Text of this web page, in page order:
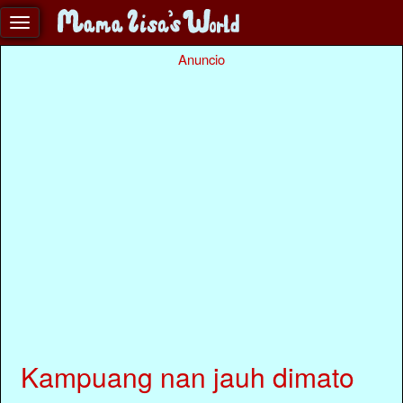
Anuncio
Kampuang nan jauh dimato